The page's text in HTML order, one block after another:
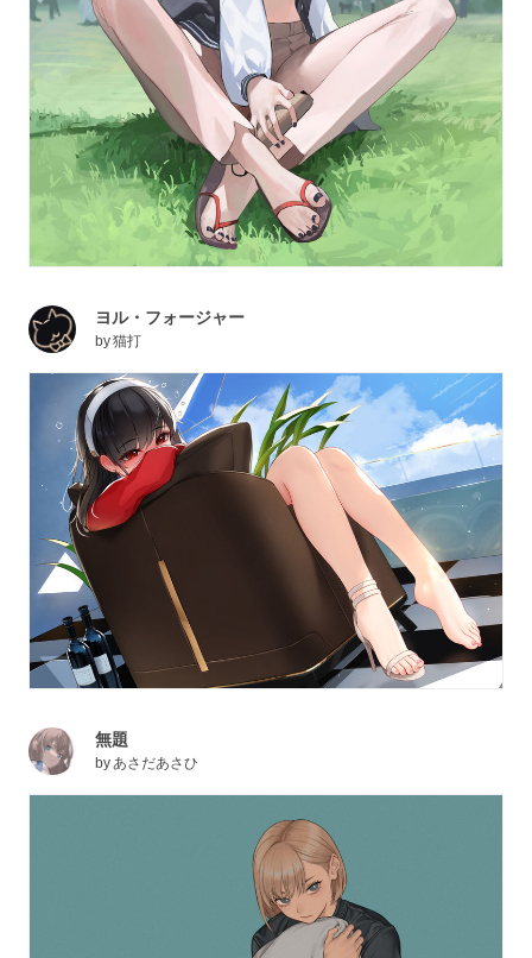
ヨル・フォージャー
by猫打
無題
byあさだあさひ